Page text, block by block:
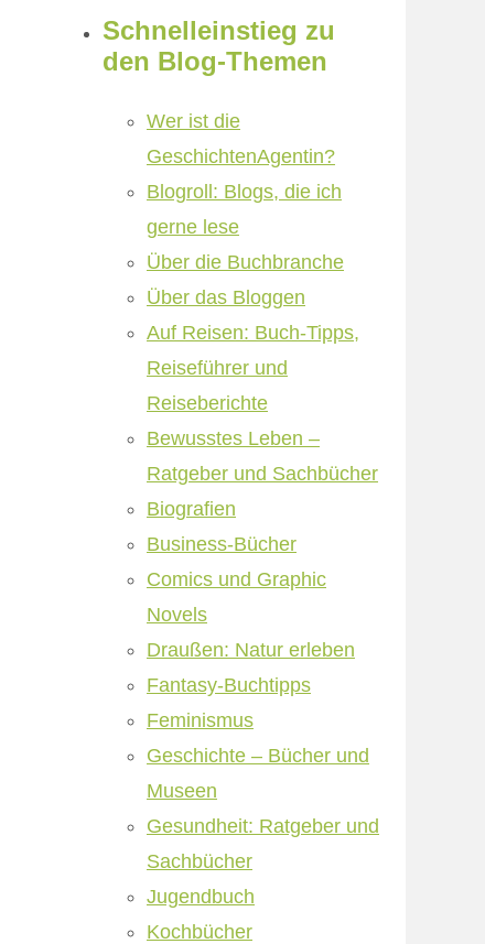
Schnelleinstieg zu
den Blog-Themen
Wer ist die
GeschichtenAgentin?
Blogroll: Blogs, die ich
gerne lese
Über die Buchbranche
Über das Bloggen
Auf Reisen: Buch-Tipps,
Reiseführer und
Reiseberichte
Bewusstes Leben –
Ratgeber und Sachbücher
Biografien
Business-Bücher
Comics und Graphic
Novels
Draußen: Natur erleben
Fantasy-Buchtipps
Feminismus
Geschichte – Bücher und
Museen
Gesundheit: Ratgeber und
Sachbücher
Jugendbuch
Kochbücher